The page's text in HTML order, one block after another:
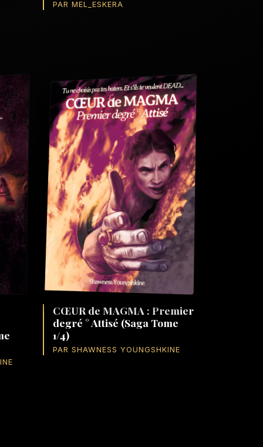
PAR MEL_ESKERA
CŒUR de MAGMA : Premier
degré ° Attisé (Saga Tome
1/4)
PAR SHAWNESS YOUNGSHKINE